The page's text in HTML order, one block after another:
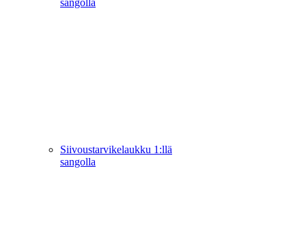
Siivoustarvikelaukku 1:llä
sangolla